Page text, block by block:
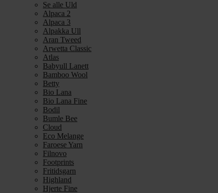
Se alle Uld
Alpaca 2
Alpaca 3
Alpakka Ull
Aran Tweed
Arwetta Classic
Atlas
Babyull Lanett
Bamboo Wool
Betty
Bio Lana
Bio Lana Fine
Bodil
Bumle Bee
Cloud
Eco Melange
Faroese Yarn
Filnovo
Footprints
Fritidsgarn
Highland
Hjerte Fine